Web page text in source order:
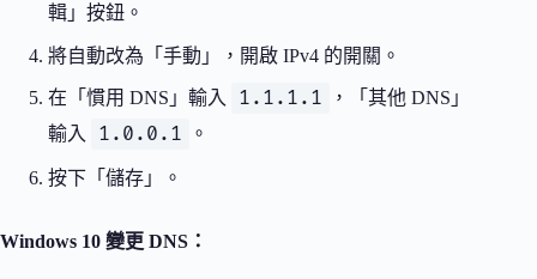
輯」按鈕。
將自動改為「手動」，開啟 IPv4 的開關。
在「慣用 DNS」輸入 1.1.1.1
，「其他 DNS」
輸入
1.0.0.1 。
按下「儲存」。
Windows 10 變更 DNS：